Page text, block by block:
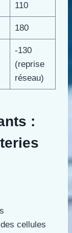
110
180
-130
(reprise
réseau)
:
cellules